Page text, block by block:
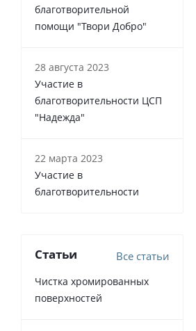
благотворительной
помощи "Твори Добро"
28 августа 2023
Участие в
благотворительности ЦСП
"Надежда"
22 марта 2023
Участие в
благотворительности
Статьи Все статьи
Чистка хромированных
поверхностей